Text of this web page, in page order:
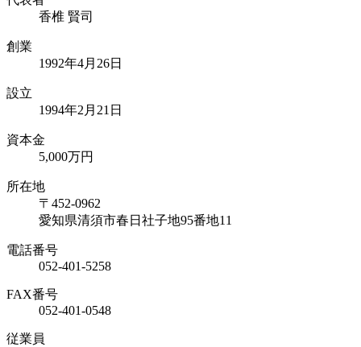
香椎 賢司
創業
1992年4月26日
設立
1994年2月21日
資本金
5,000万円
所在地
〒452-0962
愛知県清須市春日社子地95番地11
電話番号
052-401-5258
FAX番号
052-401-0548
従業員